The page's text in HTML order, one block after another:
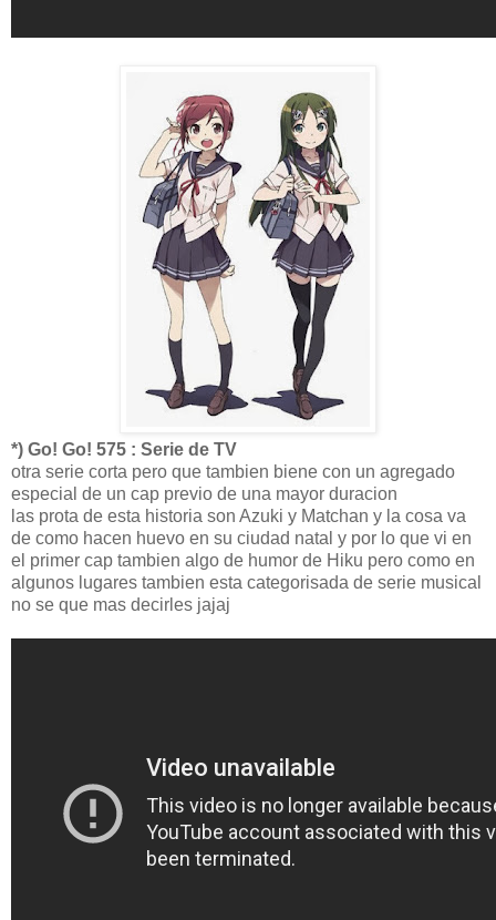
*) Go! Go! 575 : Serie de TV
otra serie corta pero que tambien biene con un agregado
especial de un cap previo de una mayor duracion
las prota de esta historia son Azuki y Matchan y la cosa va
de como hacen huevo en su ciudad natal y por lo que vi en
el primer cap tambien algo de humor de Hiku pero como en
algunos lugares tambien esta categorisada de serie musical
no se que mas decirles jajaj